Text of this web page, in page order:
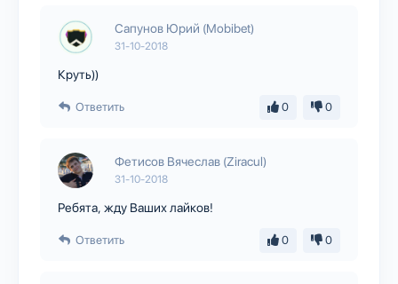
Сапунов Юрий (Mobibet)
31-10-2018
Круть))
Ответить 0 0
Фетисов Вячеслав (Ziracul)
31-10-2018
Ребята, жду Ваших лайков!
Ответить 0 0